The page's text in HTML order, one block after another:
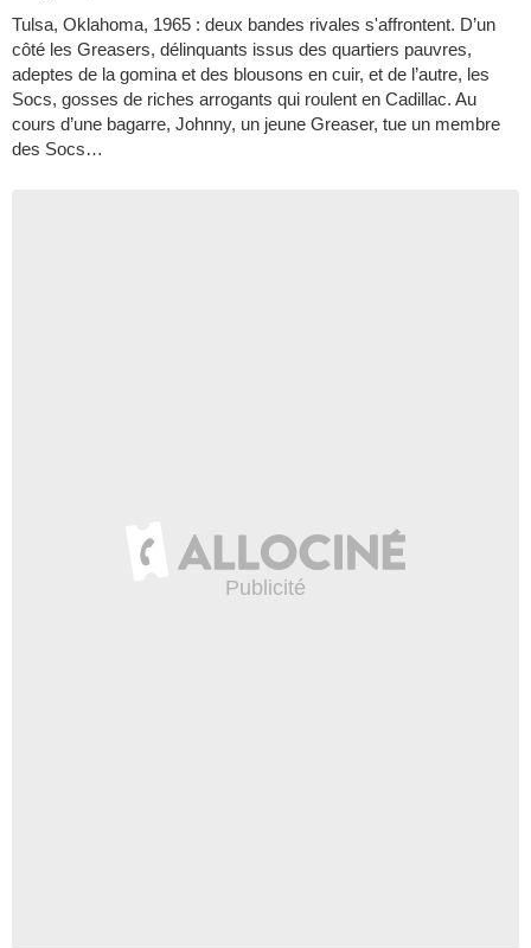
Tulsa, Oklahoma, 1965 : deux bandes rivales s'affrontent. D’un
côté les Greasers, délinquants issus des quartiers pauvres,
adeptes de la gomina et des blousons en cuir, et de l’autre, les
Socs, gosses de riches arrogants qui roulent en Cadillac. Au
cours d’une bagarre, Johnny, un jeune Greaser, tue un membre
des Socs…